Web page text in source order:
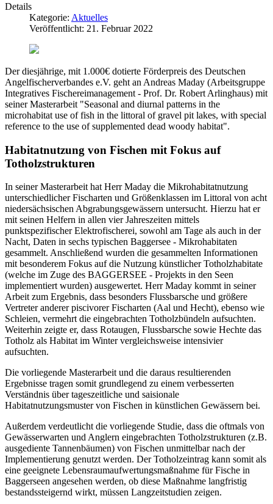
Details
Kategorie: Aktuelles
Veröffentlicht: 21. Februar 2022
Der diesjährige, mit 1.000€ dotierte Förderpreis des Deutschen
Angelfischerverbandes e.V. geht an Andreas Maday (Arbeitsgruppe
Integratives Fischereimanagement - Prof. Dr. Robert Arlinghaus) mit
seiner Masterarbeit "Seasonal and diurnal patterns in the
microhabitat use of fish in the littoral of gravel pit lakes, with special
reference to the use of supplemented dead woody habitat".
Habitatnutzung von Fischen mit Fokus auf
Totholzstrukturen
In seiner Masterarbeit hat Herr Maday die Mikrohabitatnutzung
unterschiedlicher Fischarten und Größenklassen im Littoral von acht
niedersächsischen Abgrabungsgewässern untersucht. Hierzu hat er
mit seinen Helfern in allen vier Jahreszeiten mittels
punktspezifischer Elektrofischerei, sowohl am Tage als auch in der
Nacht, Daten in sechs typischen Baggersee - Mikrohabitaten
gesammelt. Anschließend wurden die gesammelten Informationen
mit besonderem Fokus auf die Nutzung künstlicher Totholzhabitate
(welche im Zuge des BAGGERSEE - Projekts in den Seen
implementiert wurden) ausgewertet. Herr Maday kommt in seiner
Arbeit zum Ergebnis, dass besonders Flussbarsche und größere
Vertreter anderer piscivorer Fischarten (Aal und Hecht), ebenso wie
Schleien, vermehrt die eingebrachten Totholzbündeln aufsuchten.
Weiterhin zeigte er, dass Rotaugen, Flussbarsche sowie Hechte das
Totholz als Habitat im Winter vergleichsweise intensivier
aufsuchten.
Die vorliegende Masterarbeit und die daraus resultierenden
Ergebnisse tragen somit grundlegend zu einem verbesserten
Verständnis über tageszeitliche und saisionale
Habitatnutzungsmuster von Fischen in künstlichen Gewässern bei.
Außerdem verdeutlicht die vorliegende Studie, dass die oftmals von
Gewässerwarten und Anglern eingebrachten Totholzstrukturen (z.B.
ausgediente Tannenbäumen) von Fischen unmittelbar nach der
Implementierung genutzt werden. Der Totholzeintrag kann somit als
eine geeignete Lebensraumaufwertungsmaßnahme für Fische in
Baggerseen angesehen werden, ob diese Maßnahme langfristig
bestandssteigernd wirkt, müssen Langzeitstudien zeigen.